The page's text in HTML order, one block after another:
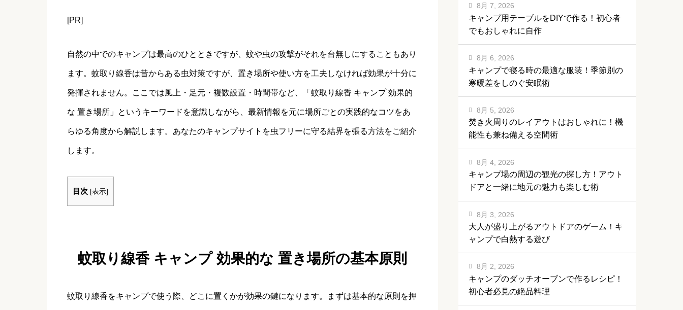
[PR]
自然の中でのキャンプは最高のひとときですが、蚊や虫の攻撃がそれを台無しにすることもあり
ます。蚊取り線香は昔からある虫対策ですが、置き場所や使い方を工夫しなければ効果が十分に
発揮されません。ここでは風上・足元・複数設置・時間帯など、「蚊取り線香 キャンプ 効果的
な 置き場所」というキーワードを意識しながら、最新情報を元に場所ごとの実践的なコツをあ
らゆる角度から解説します。あなたのキャンプサイトを虫フリーに守る結界を張る方法をご紹介
します。
目次 [表示]
蚊取り線香 キャンプ 効果的な 置き場所の基本原則
蚊取り線香をキャンプで使う際、どこに置くかが効果の鍵になります。まずは基本的な原則を押
キャンプ用テーブルをDIYで作る！初心者
でもおしゃれに自作
8月 7, 2026
キャンプで寝る時の最適な服装！季節別の
寒暖差をしのぐ安眠術
8月 6, 2026
焚き火周りのレイアウトはおしゃれに！機
能性も兼ね備える空間術
8月 5, 2026
キャンプ場の周辺の観光の探し方！アウト
ドアと一緒に地元の魅力も楽しむ術
8月 4, 2026
大人が盛り上がるアウトドアのゲーム！キ
ャンプで白熱する遊び
8月 3, 2026
キャンプのダッチオーブンで作るレシピ！
初心者必見の絶品料理
8月 2, 2026